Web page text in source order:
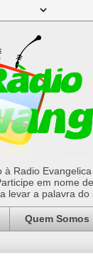
à Radio
em nome
levar a palavra
Quem Somos